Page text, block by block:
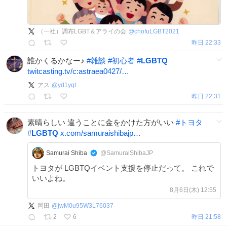
（一社）調布LGBT＆アライの会 @chofuLGBT2021
昨日 22:33
誰かくるかなー♪ #雑談 #初心者 #LGBTQ
twitcasting.tv/c:astraea0427/…
アス @yd1yqt
昨日 22:31
素晴らしい 違うことに金をかけた方がいい #トヨタ
#LGBTQ x.com/samuraishibajp…
Samurai Shiba @SamuraiShibaJP
トヨタが LGBTQイベント支援を停止だって。 これで
いいよね。
8月6日(木) 12:55
岡田 @jwM0u95W3L76037
2
6 昨日 21:58